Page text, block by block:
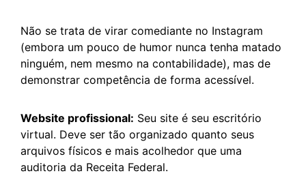
Não se trata de virar comediante no Instagram
(embora um pouco de humor nunca tenha matado
ninguém, nem mesmo na contabilidade), mas de
demonstrar competência de forma acessível.
Website profissional: Seu site é seu escritório
virtual. Deve ser tão organizado quanto seus
arquivos físicos e mais acolhedor que uma
auditoria da Receita Federal.